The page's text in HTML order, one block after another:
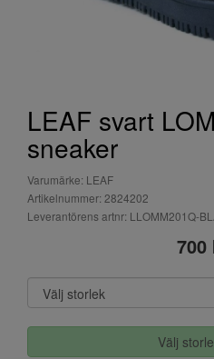
LEAF svart
sneaker
Varumärke: LEAF
Artikelnummer: 2824202
Leverantörens artnr: LLOMM201Q-
700
Välj